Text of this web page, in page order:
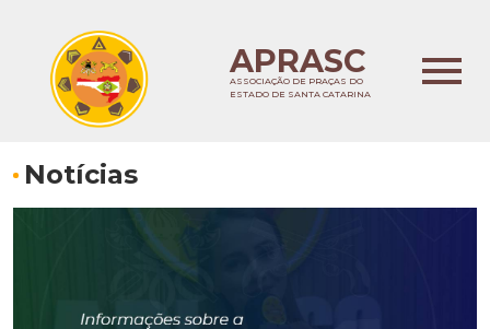
APRASC
ASSOCIAÇÃO DE PRAÇAS DO
ESTADO DE SANTA CATARINA
Notícias